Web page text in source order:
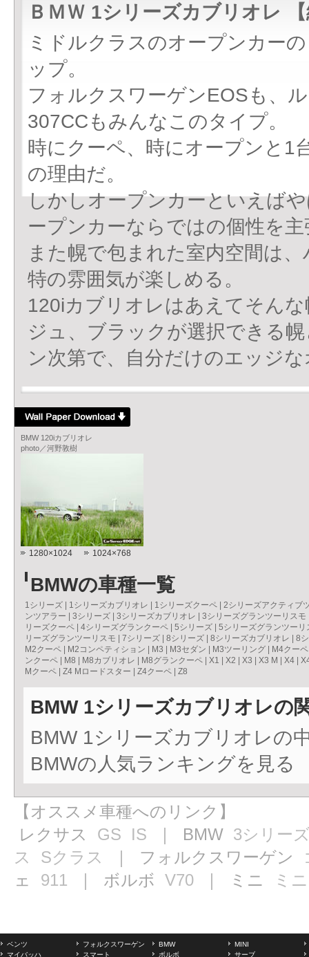
ＢＭＷ 1シリーズカブリオレ
ミドルクラスのオープンカー
ップ。
フォルクスワーゲンEOSも、
307CCもみんなこのタイプ。
時にクーペ、時にオープンと1
の理由だ。
しかしオープンカーといえば
ープンカーならではの個性を
また幌で包まれた室内空間は
特の雰囲気が楽しめる。
120iカブリオレはあえてそん
ジュ、ブラックが選択できる
ン次第で、自分だけのエッジ
BMW 120iカブリオレ
photo／河野敦樹
1280×1024 1024×768
BMWの車種一覧
1シリーズ 1シリーズカブリオレ 1シリーズクーペ
2シリーズアクティブ
ンツアラー
3シリーズ 3シリーズカブリオレ 3シリーズグランツーリスモ
リーズクーペ
4シリーズグランクーペ 5シリーズ
5シリーズグランツーリ
リーズグランツーリスモ
7シリーズ 8シリーズ 8シリーズカブリオレ
8
M2クーペ
M2コンペティション M3 M3セダン M3ツーリング M4クーペ
ンクーペ
M8 M8カブリオレ M8グランクーペ X1 X2 X3 X3 M X4
Mクーペ
Z4 Mロードスター Z4クーペ Z8
BMW 1シリーズカブリオレの
BMW 1シリーズカブリオレの
BMWの人気ランキングを見る
【オススメ車種へのリンク】
レクサス GS IS ｜ BMW 3シリー
ス
Sクラス ｜ フォルクスワーゲン
ェ 911 ｜ ボルボ V70 ｜ ミニ ミニ
ベンツ フォルクスワーゲン BMW
MINI
マイバッハ
スマート ボルボ サーブ